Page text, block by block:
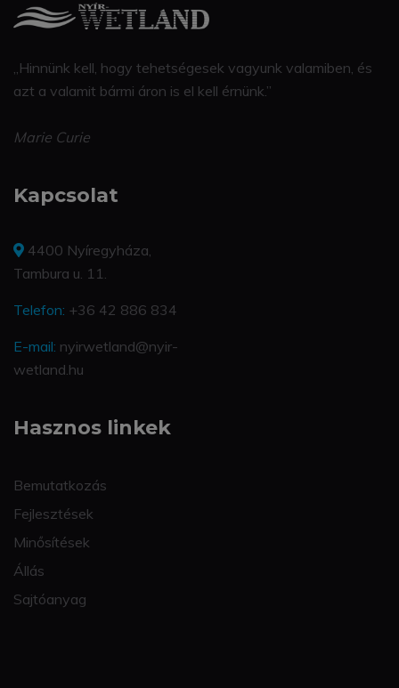
„Hinnünk kell, hogy tehetségesek vagyunk valamiben, és
azt a valamit bármi áron is el kell érnünk.”
Marie Curie
Kapcsolat
4400 Nyíregyháza,
Tambura u. 11.
Telefon: +36 42 886 834
E-mail: nyirwetland@nyir-
wetland.hu
Hasznos linkek
Bemutatkozás
Fejlesztések
Minősítések
Állás
Sajtóanyag